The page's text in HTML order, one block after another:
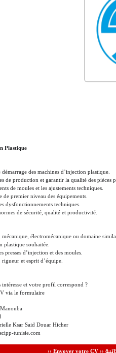
Plastique
des machines d’injection plastique.
de production et garantir la qualité des pièces
de moules et les ajustements techniques.
de premier niveau des équipements.
dysfonctionnements techniques.
de sécurité, qualité et productivité.
électromécanique ou domaine
plastique souhaitée.
presses d’injection et des moules.
et esprit d’équipe.
et votre profil correspond ?
via le formulaire
Ksar Said Douar Hicher
tunisie.com
›› Envoyer votre CV ››